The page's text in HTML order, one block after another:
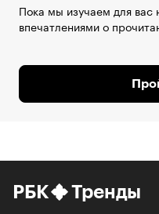
Пока мы изучаем для вас
впечатлениями о
РБК Тренды